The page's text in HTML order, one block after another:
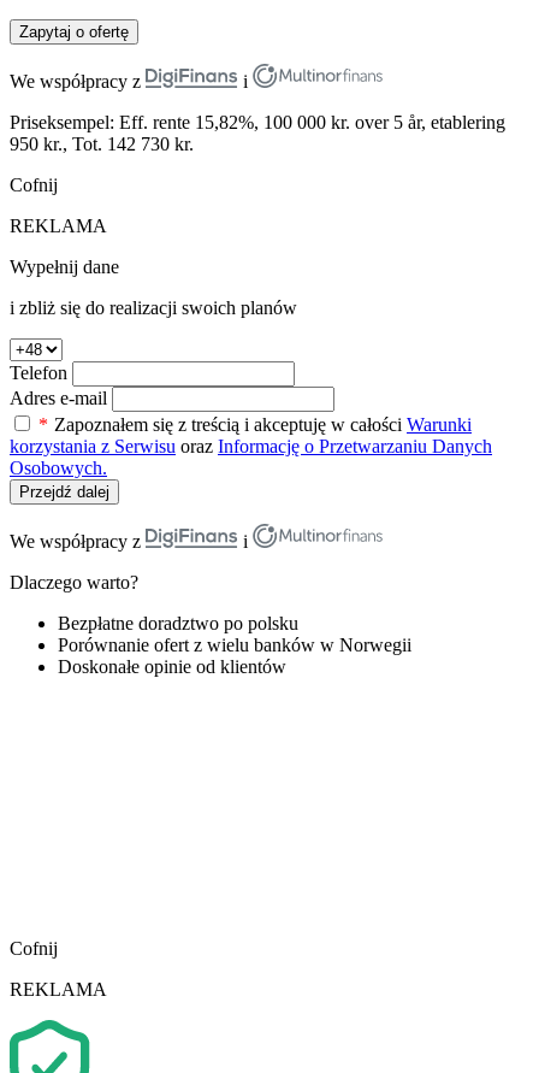
Zapytaj o ofertę
We współpracy z
i
Priseksempel: Eff. rente 15,82%, 100 000 kr. over 5 år, etablering
950 kr., Tot. 142 730 kr.
Cofnij
REKLAMA
Wypełnij dane
i zbliż się do realizacji swoich planów
Telefon
Adres e-mail
* Zapoznałem się z treścią i akceptuję w całości Warunki
korzystania z Serwisu oraz Informację o Przetwarzaniu Danych
Osobowych.
Przejdź dalej
We współpracy z
i
Dlaczego warto?
Bezpłatne doradztwo po polsku
Porównanie ofert z wielu banków w Norwegii
Doskonałe opinie od klientów
Cofnij
REKLAMA